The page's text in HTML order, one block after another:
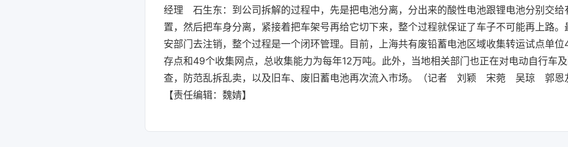
经理 石生东：到公司拆解的过程中，先是把电池分离，分出来的酸性电池跟锂电池分别交给
置，然后把车身分离，紧接着把车架号再给它切下来，整个过程就保证了车子不可能再上路
安部门去注销，整个过程是一个闭环管理。目前，上海共有废铅蓄电池区域收集转运试点单
存点和49个收集网点，总收集能力为每年12万吨。此外，当地相关部门也正在对电动自行车
查，防范乱拆乱卖，以及旧车、废旧蓄电池再次流入市场。（记者 刘颖 宋菀 吴琼 郭恩
【责任编辑：魏婧】